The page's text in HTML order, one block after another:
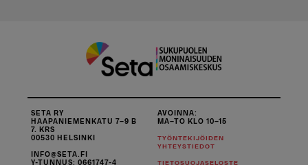
SETA RY
HAAPANIEMENKATU 7–9 B
7. KRS
00530 HELSINKI
INFO@SETA.FI
Y-TUNNUS: 0661747-4
AVOINNA:
MA–TO KLO 10–15
TYÖNTEKIJÖIDEN
YHTEYSTIEDOT
TIETOSUOJASELOSTE